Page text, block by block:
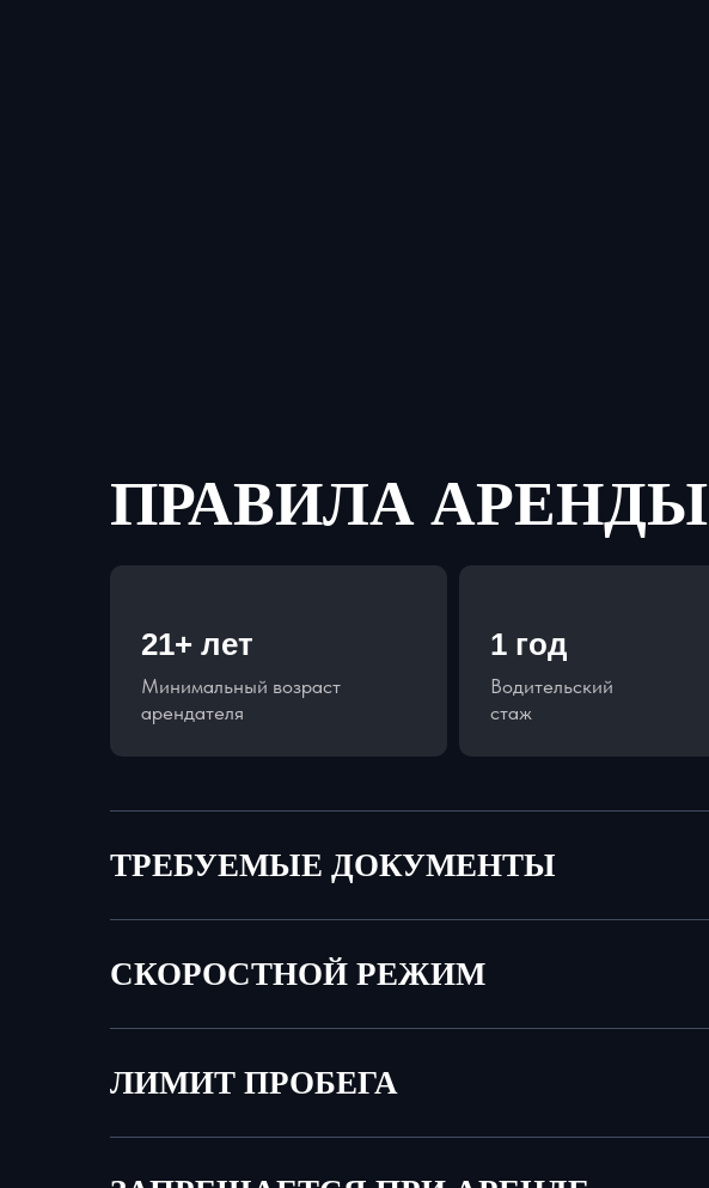
ПРАВИЛА АРЕНДЫ
21+ лет
Минимальный возраст
арендателя
1 год
Водительский
стаж
ТРЕБУЕМЫЕ ДОКУМЕНТЫ
СКОРОСТНОЙ РЕЖИМ
ЛИМИТ ПРОБЕГА